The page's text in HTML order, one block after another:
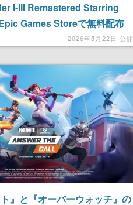
I-III Remastered Starring
Games Storeで無料配布
2026年5月22日 公開
ト』と『オーバーウォッチ』の